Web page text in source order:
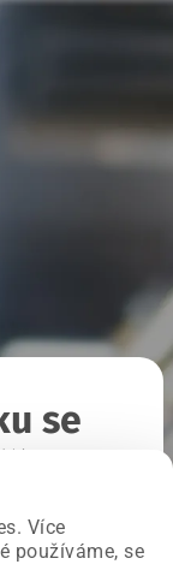
Více
používáme, se
se
stránku.